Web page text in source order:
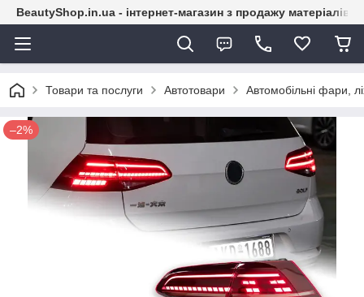
BeautyShop.in.ua - інтернет-магазин з продажу матеріалів
Товари та послуги Автотовари Автомобільні фари,
–2%